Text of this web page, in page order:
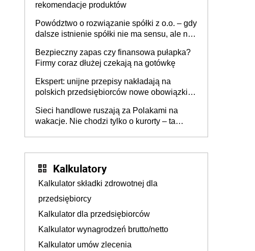
rekomendacje produktów
Powództwo o rozwiązanie spółki z o.o. – gdy
dalsze istnienie spółki nie ma sensu, ale nie
Bezpieczny zapas czy finansowa pułapka?
Firmy coraz dłużej czekają na gotówkę
Ekspert: unijne przepisy nakładają na
polskich przedsiębiorców nowe obowiązki w
Sieci handlowe ruszają za Polakami na
wakacje. Nie chodzi tylko o kurorty – ta
Kalkulatory
Kalkulator składki zdrowotnej dla
przedsiębiorcy
Kalkulator dla przedsiębiorców
Kalkulator wynagrodzeń brutto/netto
Kalkulator umów zlecenia